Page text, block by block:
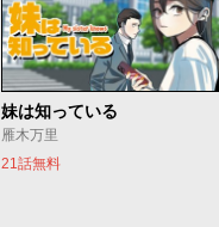
妹は知っている
雁木万里
21話無料